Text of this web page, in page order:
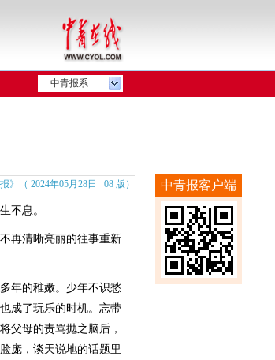
中青报客户端
中青报系
》（ 2024年05月28日 08 版）
不息。
再清晰亮丽的往事重新
年的稚嫩。少年不识愁
成了玩乐的时机。忘带
父母的责骂抛之脑后，
庞，谈天说地的话题里